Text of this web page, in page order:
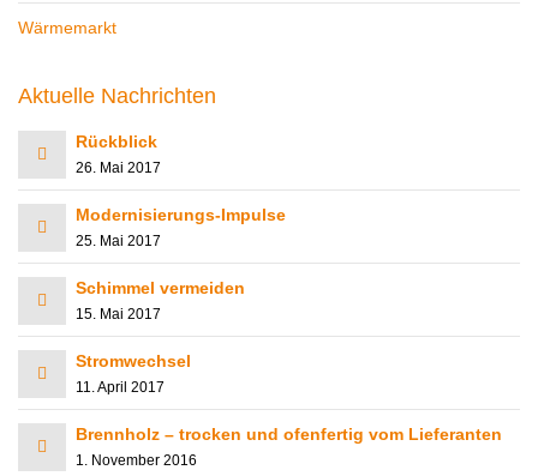
Wärmemarkt
Aktuelle Nachrichten
Rückblick
26. Mai 2017
Modernisierungs-Impulse
25. Mai 2017
Schimmel vermeiden
15. Mai 2017
Stromwechsel
11. April 2017
Brennholz – trocken und ofenfertig vom Lieferanten
1. November 2016